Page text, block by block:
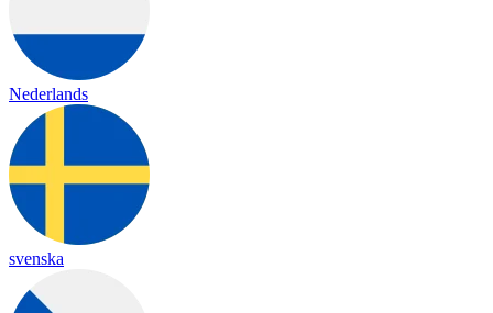
Nederlands
svenska